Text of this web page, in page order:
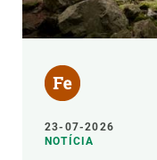
23-07-2026
NOTÍCIA